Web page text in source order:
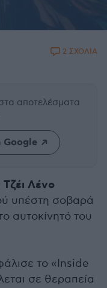
2 ΣΧΟΛΙΑ
αποτελέσματα
Google
Τζέι Λένο
υπέστη σοβαρά
αυτοκίνητό του
το «Inside
σε θεραπεία